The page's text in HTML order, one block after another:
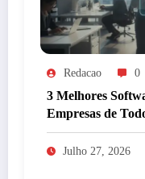
Redacao 0
3 Melhores
Empresas de
Julho 27, 2026